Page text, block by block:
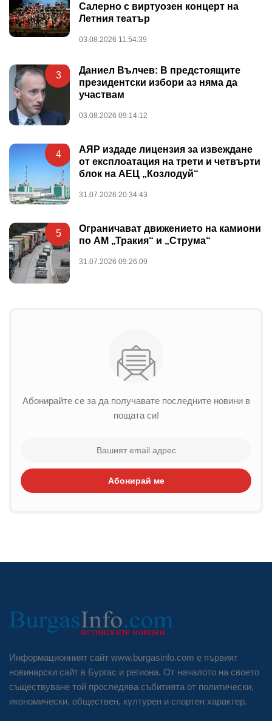
Салерно с виртуозен концерт на
Летния театър
03.08.2026 11:54:39
3
Даниел Вълчев: В предстоящите
президентски избори аз няма да
участвам
03.08.2026 09:14:12
4
АЯР издаде лицензия за извеждане
от експлоатация на трети и четвърти
блок на АЕЦ „Козлодуй“
31.07.2026 20:34:43
5
Ограничават движението на камиони
по АМ „Тракия“ и „Струма“
31.07.2026 09:26:09
Абонирайте се за да получавате последните новини в
пощата си!
Абонирай ме
Информационният сайт www.burgasinfo.com е първият
новинарски сайт в Бургас и региона. От началото на своето
съществуване той проследява събитията от политически,
икономически, обществен, културен и спортен характер.